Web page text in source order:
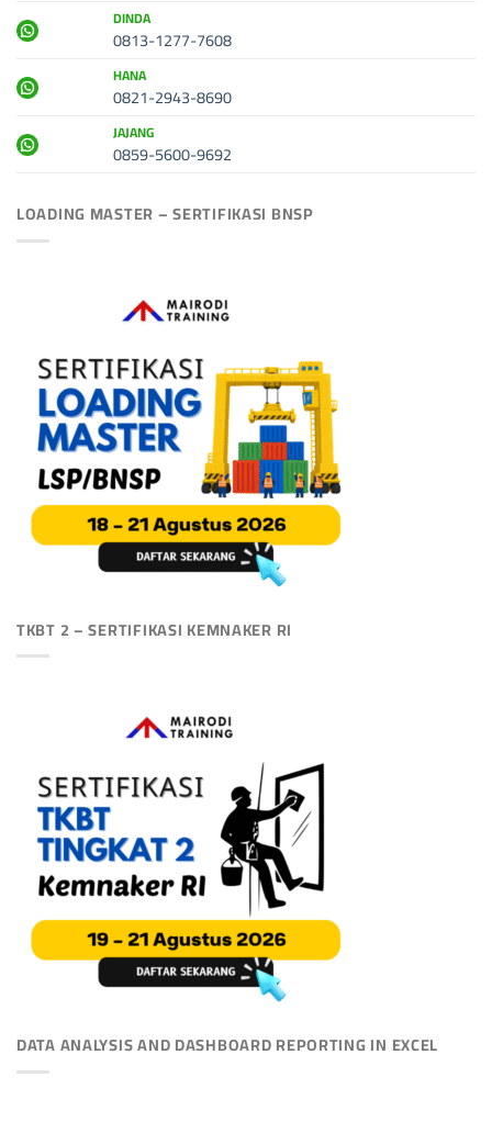
DINDA
0813-1277-7608
HANA
0821-2943-8690
JAJANG
0859-5600-9692
LOADING MASTER – SERTIFIKASI BNSP
TKBT 2 – SERTIFIKASI KEMNAKER RI
DATA ANALYSIS AND DASHBOARD REPORTING IN EXCEL